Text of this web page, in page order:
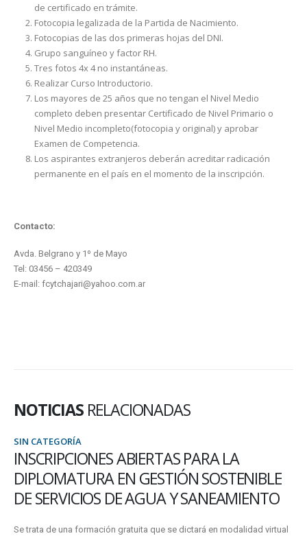
de certificado en trámite.
Fotocopia legalizada de la Partida de Nacimiento.
Fotocopias de las dos primeras hojas del DNI.
Grupo sanguíneo y factor RH.
Tres fotos 4x 4 no instantáneas.
Realizar Curso Introductorio.
Los mayores de 25 años que no tengan el Nivel Medio
completo deben presentar Certificado de Nivel Primario o
Nivel Medio incompleto(fotocopia y original) y aprobar
Examen de Competencia.
Los aspirantes extranjeros deberán acreditar radicación
permanente en el país en el momento de la inscripción.
Contacto:
Avda. Belgrano y 1º de Mayo
Tel: 03456 – 420349
E-mail: fcytchajari@yahoo.com.ar
NOTICIAS RELACIONADAS
PARA LA
SOSTENIBLE
Y SANEAMIENTO
que se dictará en modalidad virtual
SE AVANZÓ EN LA
50% DE LOS
QUE LA
El Decano Normalizador Lic.